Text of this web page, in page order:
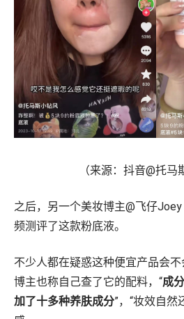
（来源：抖音@托马
之后，另一个美妆博主@飞仔
频测评了这款粉底液。
不少人都在疑惑这种便宜产品会不
博主也称自己查了它的配料，“成
加了十多种养肤成分”，“妆效自然